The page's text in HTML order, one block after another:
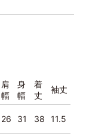
肩
幅
身
幅
着
丈
袖丈
26 31 38 11.5